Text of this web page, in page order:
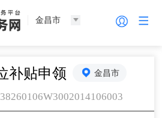
金昌市
补贴申领 金昌市